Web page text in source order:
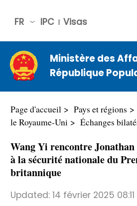
IPC Visas
FR
中文
Engli
sh
Русс
Espa
عربي
Ministère des
République
Page d'accueil Pays et régions
le Royaume-Uni
Échanges
Wang Yi rencontre
à la sécurité nationale du
britannique
Updated: 14 février 2025 08:11